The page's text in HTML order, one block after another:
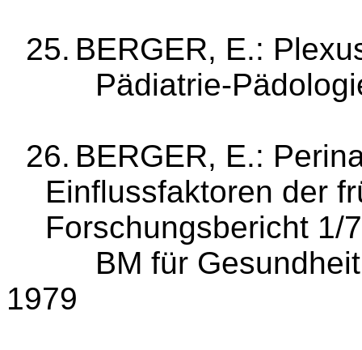
25. BERGER, E.:
26. BERGER, E.:
Einflussfaktoren der
Forschungsbericht 1/
BM für
1979